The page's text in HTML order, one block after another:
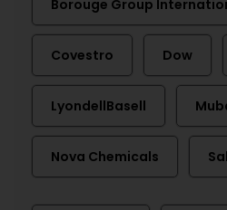
Borouge Group
Covestro Dow
LyondellBasell
Nova Chemicals